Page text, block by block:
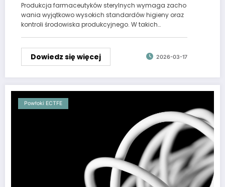
Produkcja farmaceutyków sterylnych wymaga zacho
wania wyjątkowo wysokich standardów higieny oraz
kontroli środowiska produkcyjnego. W takich…
Dowiedz się więcej 2026-03-17
Powłoki ECTFE